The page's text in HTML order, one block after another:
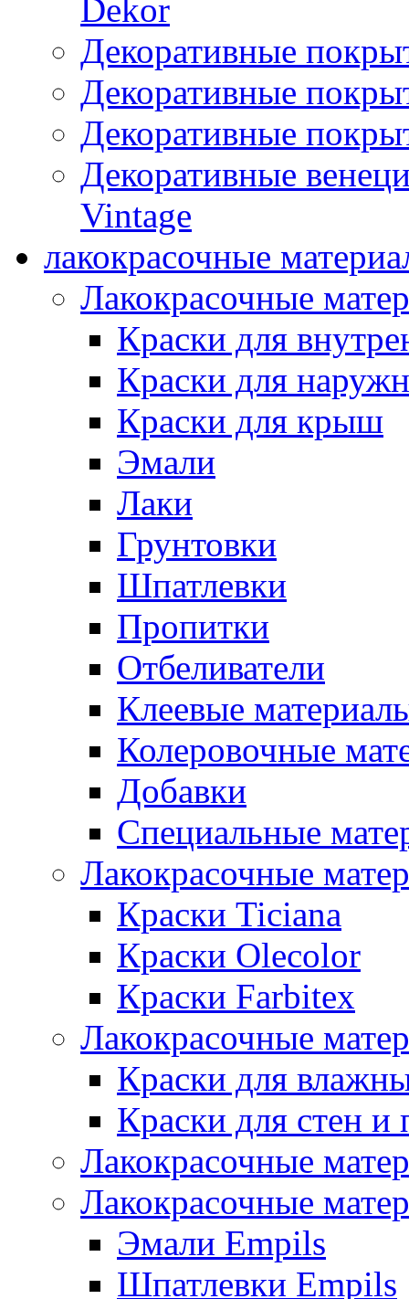
Dekor
Декоративные
Декоративные
Декоративные
Декоративные
Vintage
лакокрасочные
Лакокрасочные
Краски для
Краски для
Краски для крыш
Эмали
Лаки
Грунтовки
Шпатлевки
Пропитки
Отбеливатели
Клеевые
Колеровочные
Добавки
Специальные
Лакокрасочные
Краски Ticiana
Краски Olecolor
Краски Farbitex
Лакокрасочные
Краски для
Краски для стен и
Лакокрасочные
Лакокрасочные
Эмали Empils
Шпатлевки Empils